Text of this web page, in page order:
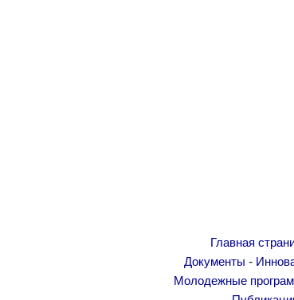
Главная
Документы -
Молодежные